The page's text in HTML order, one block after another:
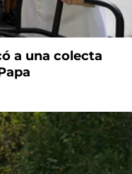
a una colecta